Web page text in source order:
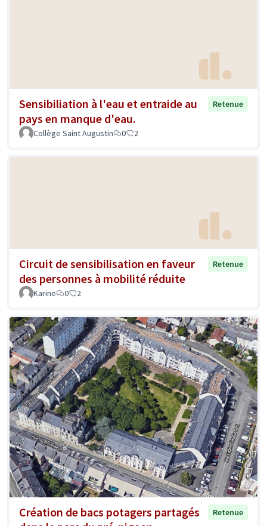
Sensibiliation à l'eau et entraide au
pays en manque d'eau.
Retenue
Collège Saint Augustin 0 2
Circuit de sensibilisation en faveur
des personnes à mobilité réduite
Retenue
Karine 0 2
Création de bacs potagers partagés
Retenue